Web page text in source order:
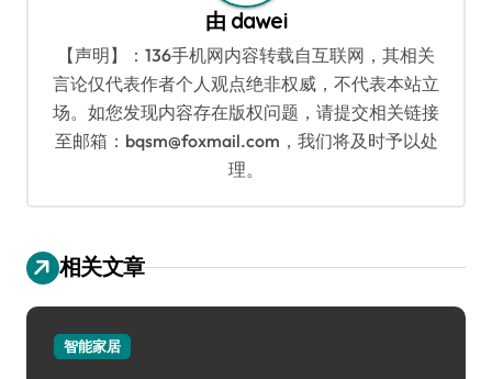
由 dawei
【声明】：136手机网内容转载自互联网，其相关
言论仅代表作者个人观点绝非权威，不代表本站立
场。如您发现内容存在版权问题，请提交相关链接
至邮箱：bqsm@foxmail.com，我们将及时予以处
理。
相关文章
智能家居